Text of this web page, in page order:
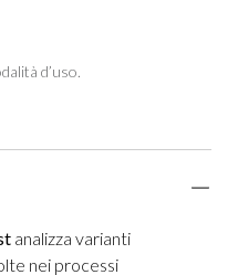
d’uso.
analizza varianti
nei processi